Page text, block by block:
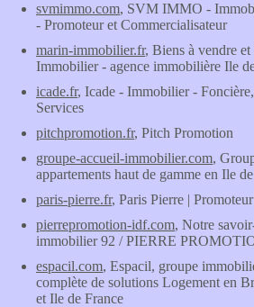
svmimmo.com, SVM IMMO -
- Promoteur et Commercialisateur
marin-immobilier.fr, Biens à vendre
Immobilier - agence immobilière Ile
icade.fr, Icade - Immobilier -
Services
pitchpromotion.fr, Pitch Promotion
groupe-accueil-immobilier.com,
appartements haut de gamme en Ile
paris-pierre.fr, Paris Pierre |
pierrepromotion-idf.com, Notre
immobilier 92 / PIERRE
espacil.com, Espacil, groupe
complète de solutions Logement en
et Ile de France